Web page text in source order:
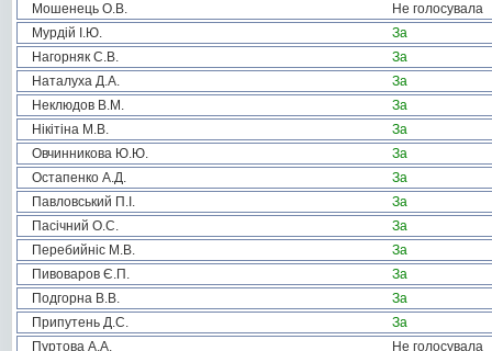
Мошенець О.В.
Не голосувала
Мурдій І.Ю.
За
Нагорняк С.В.
За
Наталуха Д.А.
За
Неклюдов В.М.
За
Нікітіна М.В.
За
Овчинникова Ю.Ю.
За
Остапенко А.Д.
За
Павловський П.І.
За
Пасічний О.С.
За
Перебийніс М.В.
За
Пивоваров Є.П.
За
Подгорна В.В.
За
Припутень Д.С.
За
Пуртова А.А.
Не голосувала